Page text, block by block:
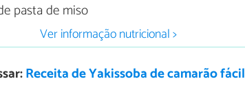
pasta de miso
Ver informação nutricional >
Receita de Yakissoba de camarão fácil